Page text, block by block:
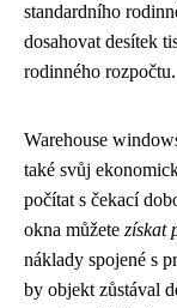
standardního
dosahovat desítek
rodinného rozpočtu.
Warehouse
také svůj
počítat s čekací
okna můžete získat
náklady spojené s
by objekt zůstával